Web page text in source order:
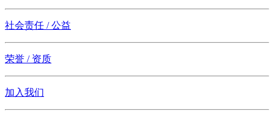
社会责任 / 公益
荣誉 / 资质
加入我们